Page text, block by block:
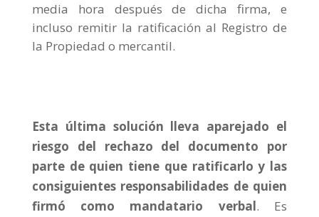
media hora después de dicha firma, e
incluso remitir la ratificación al Registro de
la Propiedad o mercantil.
Esta última solución lleva aparejado el
riesgo del rechazo del documento por
parte de quien tiene que ratificarlo y las
consiguientes responsabilidades de quien
firmó como mandatario verbal. Es